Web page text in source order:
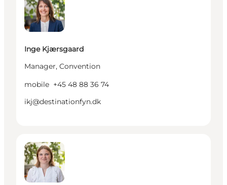
Inge Kjærsgaard
Manager, Convention
mobile +45 48 88 36 74
ikj@destinationfyn.dk